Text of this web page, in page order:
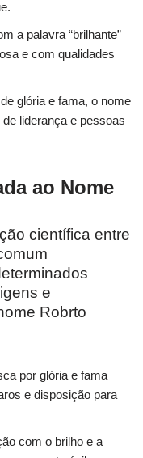
a palavra “brilhante”
e com qualidades
glória e fama, o nome
liderança e pessoas
ao Nome
científica entre
e
Robrto
por glória e fama
e disposição para
com o brilho e a